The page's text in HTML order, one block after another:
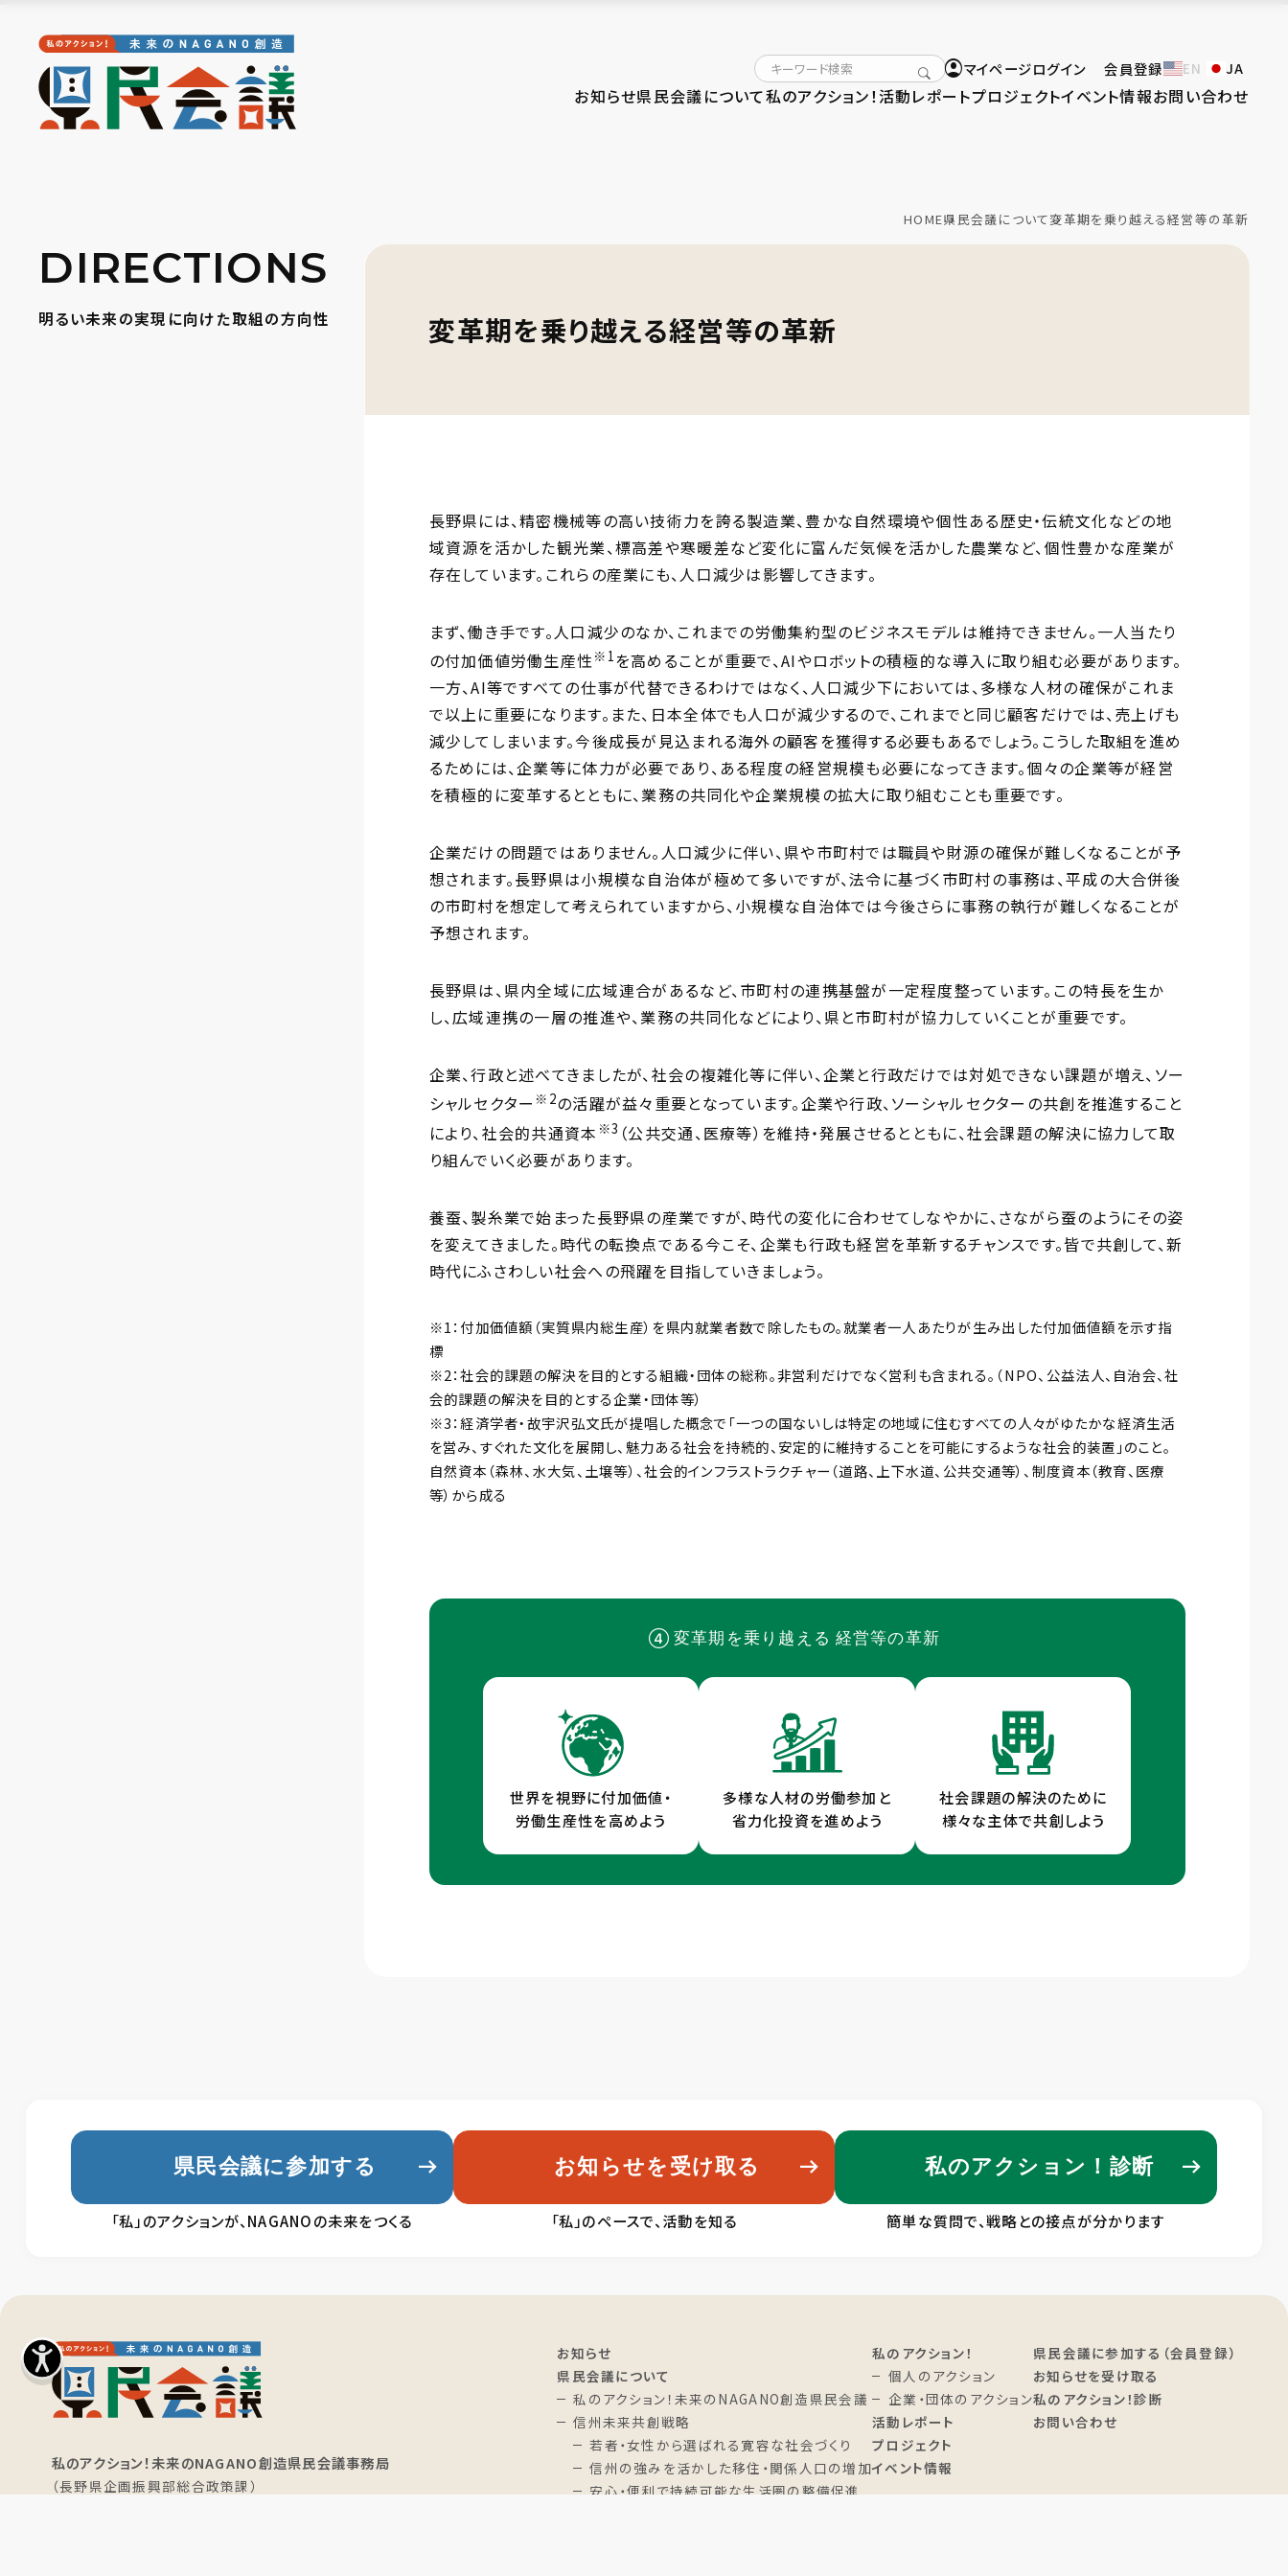
マイページログイン 会員登録 EN JA
お知らせ県民会議について私のアクション！ 活動レポートプロジェクトイベント情報お問い合わせ
HOME県民会議について変革期を乗り越える経営等の革新
DIRECTIONS
明るい未来の実現に向けた取組の方向性 変革期を乗り越える経営等の革新
長野県には、精密機械等の高い技術力を誇る製造業、豊かな自然環境や個性ある歴史・伝統文化などの地
域資源を活かした観光業、標高差や寒暖差など変化に富んだ気候を活かした農業など、個性豊かな産業が
存在しています。これらの産業にも、人口減少は影響してきます。
まず、働き手です。人口減少のなか、これまでの労働集約型のビジネスモデルは維持できません。一人当たり
の付加価値労働生産性※1を高めることが重要で、AIやロボットの積極的な導入に取り組む必要があります。
一方、AI等ですべての仕事が代替できるわけではなく、人口減少下においては、多様な人材の確保がこれま
で以上に重要になります。また、日本全体でも人口が減少するので、これまでと同じ顧客だけでは、売上げも
減少してしまいます。今後成長が見込まれる海外の顧客を獲得する必要もあるでしょう。こうした取組を進め
るためには、企業等に体力が必要であり、ある程度の経営規模も必要になってきます。個々の企業等が経営
を積極的に変革するとともに、業務の共同化や企業規模の拡大に取り組むことも重要です。
企業だけの問題ではありません。人口減少に伴い、県や市町村では職員や財源の確保が難しくなることが予
想されます。長野県は小規模な自治体が極めて多いですが、法令に基づく市町村の事務は、平成の大合併後
の市町村を想定して考えられていますから、小規模な自治体では今後さらに事務の執行が難しくなることが
予想されます。
長野県は、県内全域に広域連合があるなど、市町村の連携基盤が一定程度整っています。この特長を生か
し、広域連携の一層の推進や、業務の共同化などにより、県と市町村が協力していくことが重要です。
企業、行政と述べてきましたが、社会の複雑化等に伴い、企業と行政だけでは対処できない課題が増え、ソー
シャルセクター ※2の活躍が益々重要となっています。企業や行政、ソーシャルセクターの共創を推進すること
により、社会的共通資本 ※3 （公共交通、医療等）を維持・発展させるとともに、社会課題の解決に協力して取
り組んでいく必要があります。
養蚕、製糸業で始まった長野県の産業ですが、時代の変化に合わせてしなやかに、さながら蚕のようにその姿
を変えてきました。時代の転換点である今こそ、企業も行政も経営を革新するチャンスです。皆で共創して、新
時代にふさわしい社会への飛躍を目指していきましょう。
※1：付加価値額（実質県内総生産）を県内就業者数で除したもの。就業者一人あたりが生み出した付加価値額を示す指
標
※2：社会的課題の解決を目的とする組織・団体の総称。非営利だけでなく営利も含まれる。（NPO、公益法人、自治会、社
会的課題の解決を目的とする企業・団体等）
※3：経済学者・故宇沢弘文氏が提唱した概念で「一つの国ないしは特定の地域に住むすべての人々がゆたかな経済生活
を営み、すぐれた文化を展開し、魅力ある社会を持続的、安定的に維持することを可能にするような社会的装置」のこと。
自然資本（森林、水大気、土壌等）、社会的インフラストラクチャー（道路、上下水道、公共交通等）、制度資本（教育、医療
等）から成る
変革期を乗り越える 経営等の革新
世界を視野に付加価値・
労働生産性を高めよう
多様な人材の労働参加と
省力化投資を進めよう
社会課題の解決のために
様々な主体で共創しよう
県民会議に参加する
「私」のアクションが、NAGANOの未来をつくる
お知らせを受け取る
「私」のペースで、活動を知る
私のアクション！診断
簡単な質問で、戦略との接点が分かります
私のアクション！未来のNAGANO創造県民会議事務局
（長野県企画振興部総合政策課）
お知らせ
県民会議について
私のアクション！未来のNAGANO創造県民会議
信州未来共創戦略
若者・女性から選ばれる寛容な社会づくり
信州の強みを活かした移住・関係人口の増加
安心・便利で持続可能な生活圏の整備促進
私のアクション！
個人のアクション
企業・団体のアクション
活動レポート
プロジェクト
イベント情報
県民会議に参加する（会員登録）
お知らせを受け取る
私のアクション！診断
お問い合わせ